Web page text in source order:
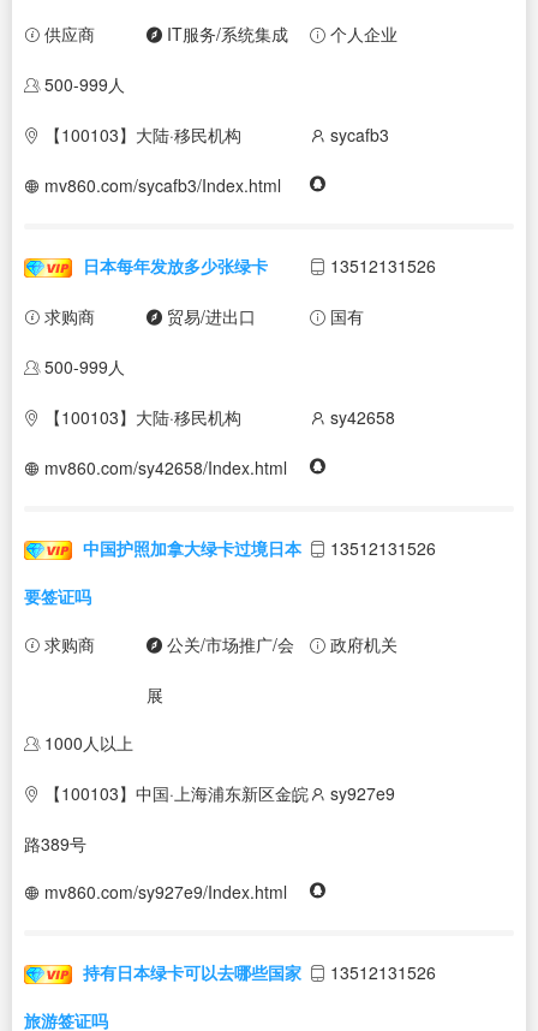
供应商 IT服务/系统集成 个人企业
500-999人
【100103】大陆·移民机构 sycafb3
mv860.com/sycafb3/Index.html
日本每年发放多少张绿卡 13512131526
求购商 贸易/进出口 国有
500-999人
【100103】大陆·移民机构 sy42658
mv860.com/sy42658/Index.html
中国护照加拿大绿卡过境日本
要签证吗
13512131526
求购商 公关/市场推广/会
展
政府机关
1000人以上
【100103】中国·上海浦东新区金皖
路389号
sy927e9
mv860.com/sy927e9/Index.html
持有日本绿卡可以去哪些国家
旅游签证吗
13512131526